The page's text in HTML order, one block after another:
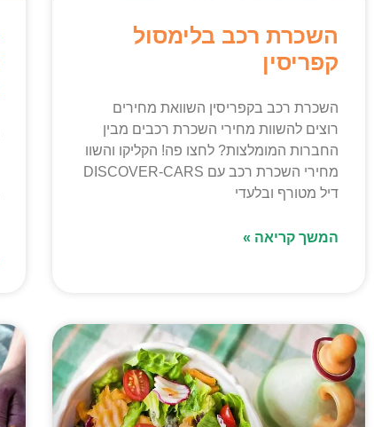
השכרת רכב בלימסול
קפריסין
השכרת רכב בקפריסין השוואת מחירים
רוצים להשוות מחירי השכרת רכבים מבין
החברות המומלצות? לחצו פה! הקליקו והשוו
מחירי השכרת רכב עם DISCOVER-CARS
דיל מטורף ובלעדי
המשך קריאה »